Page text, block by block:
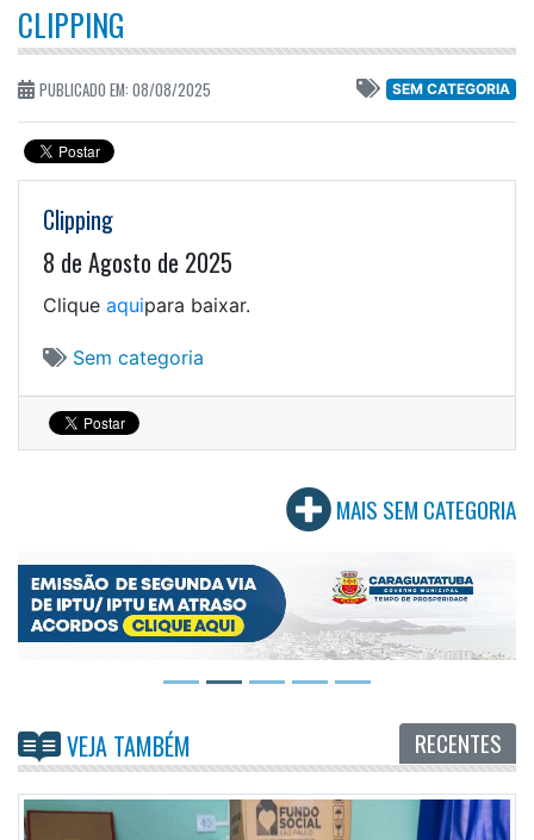
CLIPPING
PUBLICADO EM: 08/08/2025 SEM CATEGORIA
Clipping
8 de Agosto de 2025
Clique aquipara baixar.
Sem categoria
MAIS SEM CATEGORIA
VEJA TAMBÉM RECENTES